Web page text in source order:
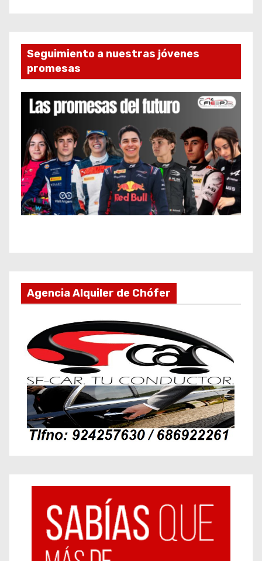
Seguimiento a nuestras jóvenes
promesas
Agencia Alquiler de Chófer